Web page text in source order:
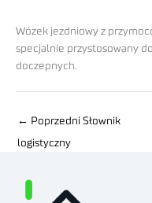
Wózek jezdniowy z
specjalnie przystosowany
doczepnych.
← Poprzedni Słownik
logistyczny